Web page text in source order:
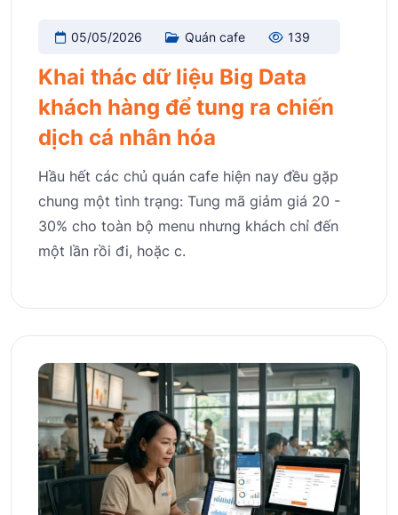
05/05/2026 Quán cafe 139
Khai thác dữ liệu Big Data
khách hàng để tung ra chiến
dịch cá nhân hóa
Hầu hết các chủ quán cafe hiện nay đều gặp
chung một tình trạng: Tung mã giảm giá 20 -
30% cho toàn bộ menu nhưng khách chỉ đến
một lần rồi đi, hoặc c.